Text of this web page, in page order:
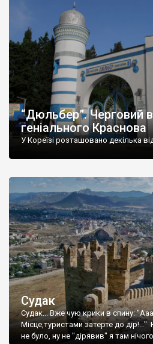
“Дюльбер”. Черговий
геніального Краснова
У Кореїзі розташовано декілька
Судак
Судак... Вже чую крики в спину:
Місце,туристами затерте до
не було, ну не "дірявив" я там